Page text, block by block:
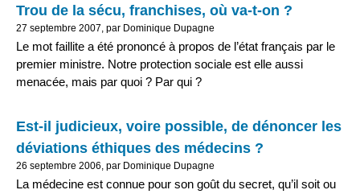
Trou de la sécu, franchises, où va-t-on ?
27 septembre 2007, par Dominique Dupagne
Le mot faillite a été prononcé à propos de l’état français par le
premier ministre. Notre protection sociale est elle aussi
menacée, mais par quoi ? Par qui ?
Est-il judicieux, voire possible, de dénoncer les
déviations éthiques des médecins ?
26 septembre 2006, par Dominique Dupagne
La médecine est connue pour son goût du secret, qu’il soit ou